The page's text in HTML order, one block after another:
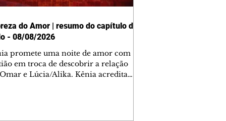
do Amor | resumo do capítulo de
- 08/08/2026
promete uma noite de amor com
em troca de descobrir a relação
e Lúcia/Alika. Kênia acredita